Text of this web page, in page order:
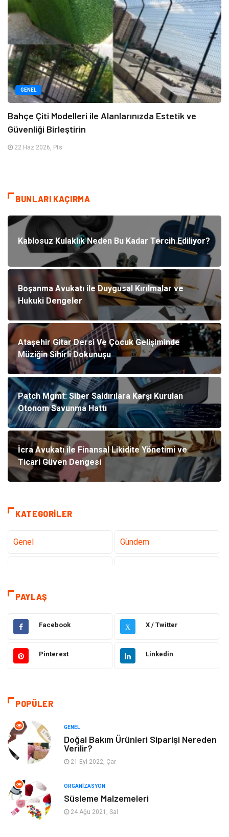
GENEL
Bahçe Çiti Modelleri ile Alanlarınızda Estetik ve
Güvenliği Birleştirin
22 Haz 2026, Pts
BUNLARI KAÇIRMA
Kablosuz Kulaklık Neden Bu Kadar Tercih Ediliyor?
Boşanma Avukatı ile Duygusal Kırılmalar ve
Hukuki Dengeler
Ataşehir Gitar Dersi Ve Çocuk Gelişiminde
Müziğin Sihirli Dokunuşu
Patch Mgmt: Siber Saldırılara Karşı Kurulan
Otonom Savunma Hattı
İcra Avukatı ile Finansal Likidite Yönetimi ve
Ticari Güven Dengesi
KATEGORILER
Genel Gündem
Eğitim
Hukuk Sağlıklı Yaşam
Elektrik Elektronik Giyim
Bilgisayar & Yazılım
Gıda
Makine
Organizasyon Yeme İçme
PAYLAŞ
Facebook X X / Twitter
Pinterest Linkedin
POPÜLER
GENEL
Doğal Bakım Ürünleri Siparişi Nereden
Verilir?
21 Eyl 2022, Çar
ORGANIZASYON
Süsleme Malzemeleri
24 Ağu 2021, Sal